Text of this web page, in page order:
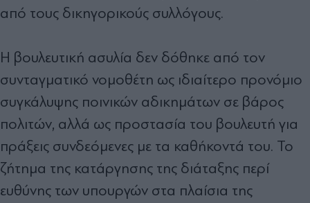
από τους δικηγορικούς συλλόγους.
Η βουλευτική ασυλία δεν δόθηκε από τον
συνταγματικό νομοθέτη ως ιδιαίτερο προνόμιο
συγκάλυψης ποινικών αδικημάτων σε βάρος
πολιτών, αλλά ως προστασία του βουλευτή για
πράξεις συνδεόμενες με τα καθήκοντά του. Το
ζήτημα της κατάργησης της διάταξης περί
ευθύνης των υπουργών στα πλαίσια της